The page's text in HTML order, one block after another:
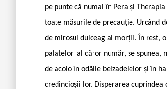
pe punte că numai în Pera și
toate măsurile de precauție. Urcând
de mirosul dulceag al morții. În rest,
palatelor, al căror număr, se spunea,
de acolo în odăile beizadelelor și în
credincioșii lor. Disperarea